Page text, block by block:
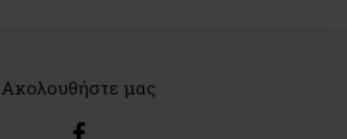
Ακολουθήστε μας